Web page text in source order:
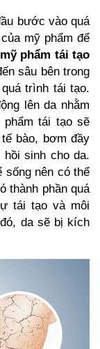
bước vào quá
mỹ phẩm để
mỹ phẩm tái tạo
sâu bên trong
trình tái tạo.
lên da nhằm
tái tạo sẽ
bào, bơm đầy
sinh cho da.
sống nên có thể
thành phần quá
tái tạo và môi
da sẽ bị kích